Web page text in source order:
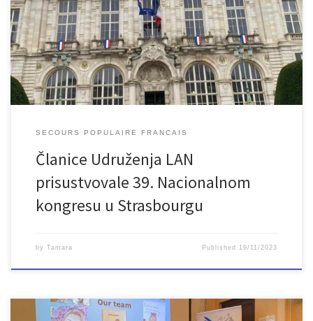
11. do 19. 11. 2023. godine. Slobodno vrijeme provele su u
druženju, upoznavanju i šetnji prelijepim Strasbourgom. Ovom
prilikom čestitamo na divnoj organizaciji i zahvaljujemo Secours
populaire na pozivu i radujemo se budućoj suradnji.
SECOURS POPULAIRE FRANCAIS
Članice Udruženja LAN
prisustvovale 39. Nacionalnom
kongresu u Strasbourgu
by Tamara Published 19/11/2023